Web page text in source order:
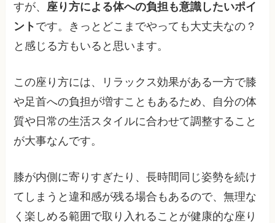
すが、 座り方による体への負担も意識したいポイ
ント です。きっとどこまでやっても大丈夫なの？
と感じる方もいると思います。
この座り方には、リラックス効果がある一方で膝
や足首への負担が増すこともあるため、自分の体
質や日常の生活スタイルに合わせて調整すること
が大事なんです。
膝が内側に寄りすぎたり、長時間同じ姿勢を続け
てしまうと違和感が残る場合もあるので、無理な
く楽しめる範囲で取り入れることが健康的な座り